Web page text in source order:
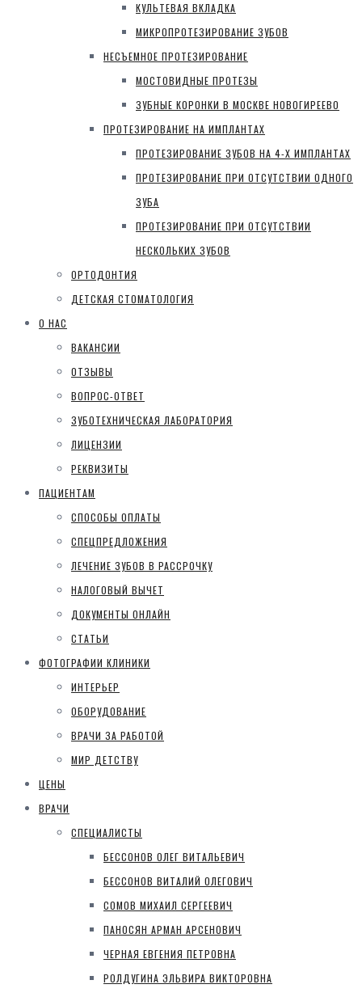
КУЛЬТЕВАЯ ВКЛАДКА
МИКРОПРОТЕЗИРОВАНИЕ ЗУБОВ
НЕСЪЕМНОЕ ПРОТЕЗИРОВАНИЕ
МОСТОВИДНЫЕ ПРОТЕЗЫ
ЗУБНЫЕ КОРОНКИ В МОСКВЕ НОВОГИРЕЕВО
ПРОТЕЗИРОВАНИЕ НА ИМПЛАНТАХ
ПРОТЕЗИРОВАНИЕ ЗУБОВ НА 4-Х ИМПЛАНТАХ
ПРОТЕЗИРОВАНИЕ ПРИ ОТСУТСТВИИ ОДНОГО
ЗУБА
ПРОТЕЗИРОВАНИЕ ПРИ ОТСУТСТВИИ
НЕСКОЛЬКИХ ЗУБОВ
ОРТОДОНТИЯ
ДЕТСКАЯ СТОМАТОЛОГИЯ
О НАС
ВАКАНСИИ
ОТЗЫВЫ
ВОПРОС-ОТВЕТ
ЗУБОТЕХНИЧЕСКАЯ ЛАБОРАТОРИЯ
ЛИЦЕНЗИИ
РЕКВИЗИТЫ
ПАЦИЕНТАМ
СПОСОБЫ ОПЛАТЫ
СПЕЦПРЕДЛОЖЕНИЯ
ЛЕЧЕНИЕ ЗУБОВ В РАССРОЧКУ
НАЛОГОВЫЙ ВЫЧЕТ
ДОКУМЕНТЫ ОНЛАЙН
СТАТЬИ
ФОТОГРАФИИ КЛИНИКИ
ИНТЕРЬЕР
ОБОРУДОВАНИЕ
ВРАЧИ ЗА РАБОТОЙ
МИР ДЕТСТВУ
ЦЕНЫ
ВРАЧИ
СПЕЦИАЛИСТЫ
БЕССОНОВ ОЛЕГ ВИТАЛЬЕВИЧ
БЕССОНОВ ВИТАЛИЙ ОЛЕГОВИЧ
СОМОВ МИХАИЛ СЕРГЕЕВИЧ
ПАНОСЯН АРМАН АРСЕНОВИЧ
ЧЕРНАЯ ЕВГЕНИЯ ПЕТРОВНА
РОЛДУГИНА ЭЛЬВИРА ВИКТОРОВНА